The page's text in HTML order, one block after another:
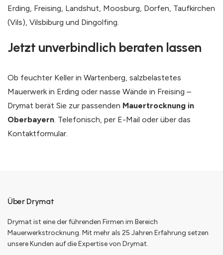
Erding, Freising, Landshut, Moosburg, Dorfen, Taufkirchen
(Vils), Vilsbiburg und Dingolfing.
Jetzt unverbindlich beraten lassen
Ob feuchter Keller in Wartenberg, salzbelastetes
Mauerwerk in Erding oder nasse Wände in Freising –
Drymat berät Sie zur passenden Mauertrocknung in
Oberbayern . Telefonisch, per E-Mail oder über das
Kontaktformular.
Über Drymat
Drymat ist eine der führenden Firmen im Bereich
Mauerwerkstrocknung. Mit mehr als 25 Jahren Erfahrung setzen
unsere Kunden auf die Expertise von Drymat.